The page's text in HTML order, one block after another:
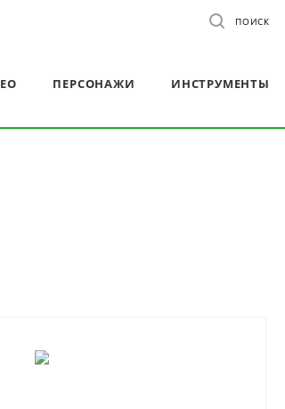
ПОИСК
ПЕРСОНАЖИ ИНСТРУМЕНТЫ